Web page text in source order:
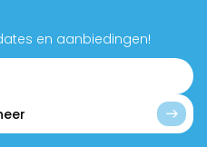
en aanbiedingen!